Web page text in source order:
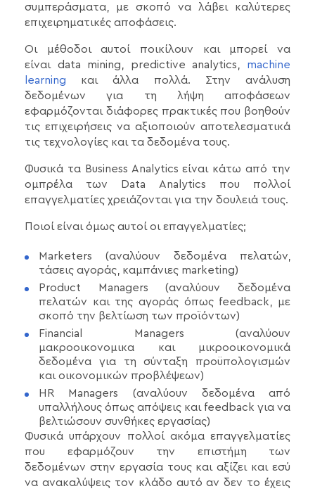
συμπεράσματα, με σκοπό να λάβει καλύτερες
επιχειρηματικές αποφάσεις.
Οι μέθοδοι αυτοί ποικίλουν και μπορεί να
είναι data mining, predictive analytics, machine
learning και άλλα πολλά. Στην ανάλυση
δεδομένων για τη λήψη αποφάσεων
εφαρμόζονται διάφορες πρακτικές που βοηθούν
τις επιχειρήσεις να αξιοποιούν αποτελεσματικά
τις τεχνολογίες και τα δεδομένα τους.
Φυσικά τα Business Analytics είναι κάτω από την
ομπρέλα των Data Analytics που πολλοί
επαγγελματίες χρειάζονται για την δουλειά τους.
Ποιοί είναι όμως αυτοί οι επαγγελματίες;
Marketers (αναλύουν δεδομένα πελατών,
τάσεις αγοράς, καμπάνιες marketing)
Product Managers (αναλύουν δεδομένα
πελατών και της αγοράς όπως feedback, με
σκοπό την βελτίωση των προϊόντων)
Financial Managers (αναλύουν
μακροοικονομικα και μικροοικονομικά
δεδομένα για τη σύνταξη προϋπολογισμών
και οικονομικών προβλέψεων)
HR Managers (αναλύουν δεδομένα από
υπαλλήλους όπως απόψεις και feedback για να
βελτιώσουν συνθήκες εργασίας)
Φυσικά υπάρχουν πολλοί ακόμα επαγγελματίες
που εφαρμόζουν την επιστήμη των
δεδομένων στην εργασία τους και αξίζει και εσύ
να ανακαλύψεις τον κλάδο αυτό αν δεν το έχεις